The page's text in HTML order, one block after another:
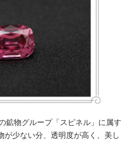
鉱物グループ「スピネル」に属す
が少ない分、透明度が高く、美し